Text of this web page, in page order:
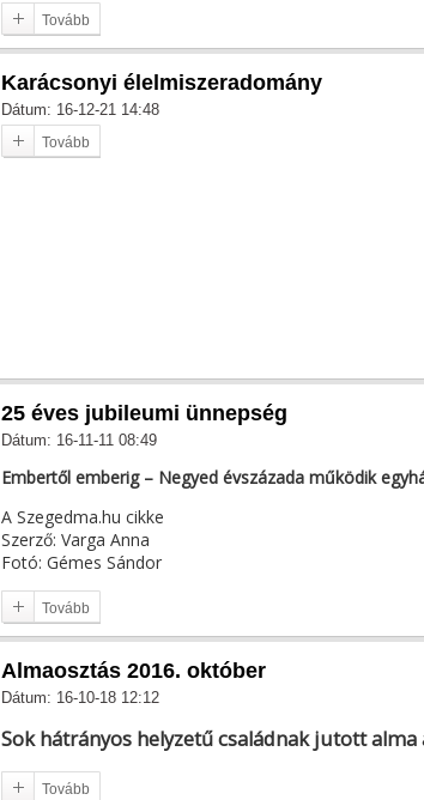
Tovább
Karácsonyi élelmiszeradomány
Dátum: 16-12-21 14:48
Tovább
25 éves jubileumi ünnepség
Dátum: 16-11-11 08:49
Embertől emberig – Negyed évszázada működik
A Szegedma.hu cikke
Szerző: Varga Anna
Fotó: Gémes Sándor
Tovább
Almaosztás 2016. október
Dátum: 16-10-18 12:12
Sok hátrányos helyzetű családnak jutott alma
Tovább